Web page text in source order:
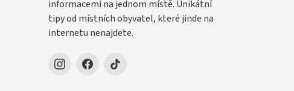
informacemi na jednom místě. Unikátní
tipy od místních obyvatel, které jinde na
internetu nenajdete.